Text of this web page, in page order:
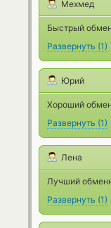
Мехмед
Быстрый
Развернуть (1)
Юрий
Хороший
Развернуть (1)
Лена
Лучший
Развернуть (1)